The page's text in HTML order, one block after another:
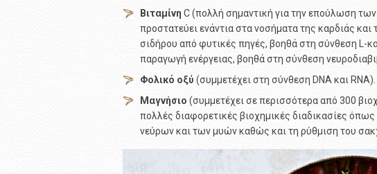
Βιταμίνη C (πολλή σημαντική για την επούλωση
προστατεύει ενάντια στα νοσήματα της καρδιάς
σιδήρου από φυτικές πηγές, βοηθά στη σύνθεση L-
παραγωγή ενέργειας, βοηθά στη σύνθεση
Φολικό οξύ (συμμετέχει στη σύνθεση DNA και RNA).
Μαγνήσιο (συμμετέχει σε περισσότερα από 300
πολλές διαφορετικές βιοχημικές διαδικασίες
νεύρων και των μυών καθώς και τη ρύθμιση του